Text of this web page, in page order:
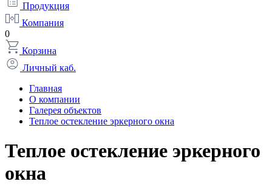
Продукция
Компания
0
Корзина
Личный каб.
Главная
О компании
Галерея объектов
Теплое остекление эркерного окна
Теплое остекление эркерного
окна